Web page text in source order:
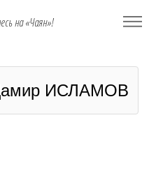
на «Чаян»!
ИСЛАМОВ